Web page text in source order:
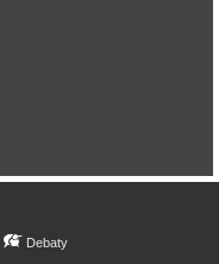
Debaty